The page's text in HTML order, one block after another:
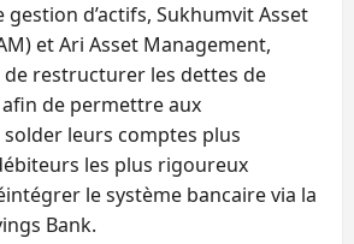
gestion d’actifs, Sukhumvit Asset
et Ari Asset Management,
restructurer les dettes de
de permettre aux
leurs comptes plus
les plus rigoureux
le système bancaire via la
Bank.